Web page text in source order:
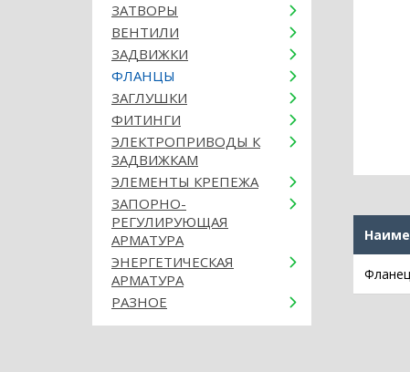
ЗАТВОРЫ
ВЕНТИЛИ
ЗАДВИЖКИ
ФЛАНЦЫ
ЗАГЛУШКИ
ФИТИНГИ
ЭЛЕКТРОПРИВОДЫ К
ЗАДВИЖКАМ
ЭЛЕМЕНТЫ КРЕПЕЖА
ЗАПОРНО-
РЕГУЛИРУЮЩАЯ
АРМАТУРА
ЭНЕРГЕТИЧЕСКАЯ
АРМАТУРА
РАЗНОЕ